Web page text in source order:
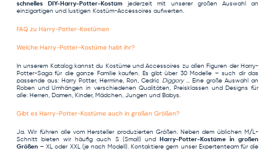
schnelles DIY-Harry-Potter-Kostüm
jederzeit mit unserer großen Auswahl an
einzigartigen und lustigen Kostüm-Accessoires aufwerten.
FAQ zu Harry-Potter-Kostümen
Welche Harry-Potter-Kostüme habt ihr?
In unserem Katalog kannst du Kostüme und Accessoires zu allen Figuren der Harry-
Potter-Saga für die ganze Familie kaufen. Es gibt über 30 Modelle – such dir das
passende aus: Harry Potter, Hermine, Ron, Cedric Diggory… Eine große Auswahl an
Roben und Umhängen in verschiedenen Qualitäten, Preisklassen und Designs für
alle: Herren, Damen, Kinder, Mädchen, Jungen und Babys.
Gibt es Harry-Potter-Kostüme auch in großen Größen?
Ja. Wir führen alle vom Hersteller produzierten Größen. Neben dem üblichen M/L-
Schnitt bieten wir häufig auch S (Small) und
Harry-Potter-Kostüme in großen
Größen – XL oder XXL (je nach Modell). Kontaktiere gern unser Expertenteam für die